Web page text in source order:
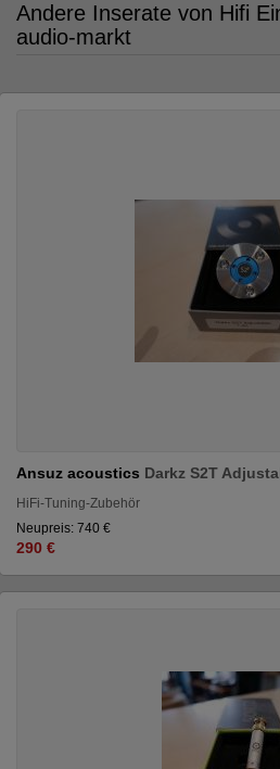
Andere Inserate von Hifi
audio-markt
Ansuz acoustics Darkz S2T
HiFi-Tuning-Zubehör
Neupreis: 740 €
290 €